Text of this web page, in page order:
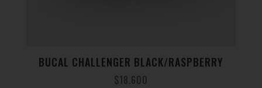
BUCAL CHALLENGER BLACK/RASPBERRY
$18.600